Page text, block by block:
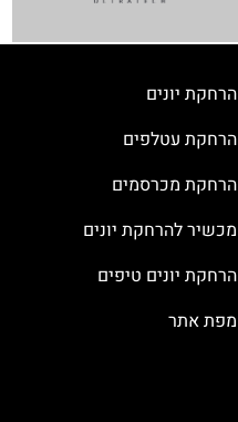
הרחקת יונים
הרחקת עטלפים
הרחקת מכרסמים
מכשיר להרחקת יונים
הרחקת יונים טיפים
מפת אתר